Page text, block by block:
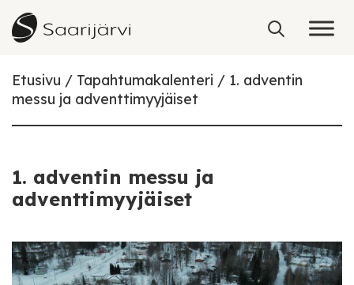
Skip to content
Etusivu Tapahtumakalenteri
1. adventin
messu ja adventtimyyjäiset
1. adventin messu ja
adventtimyyjäiset